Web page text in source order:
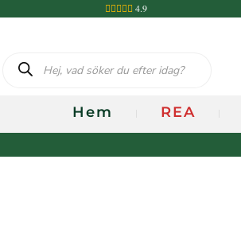
 4.9
Produktsökning
Hem REA